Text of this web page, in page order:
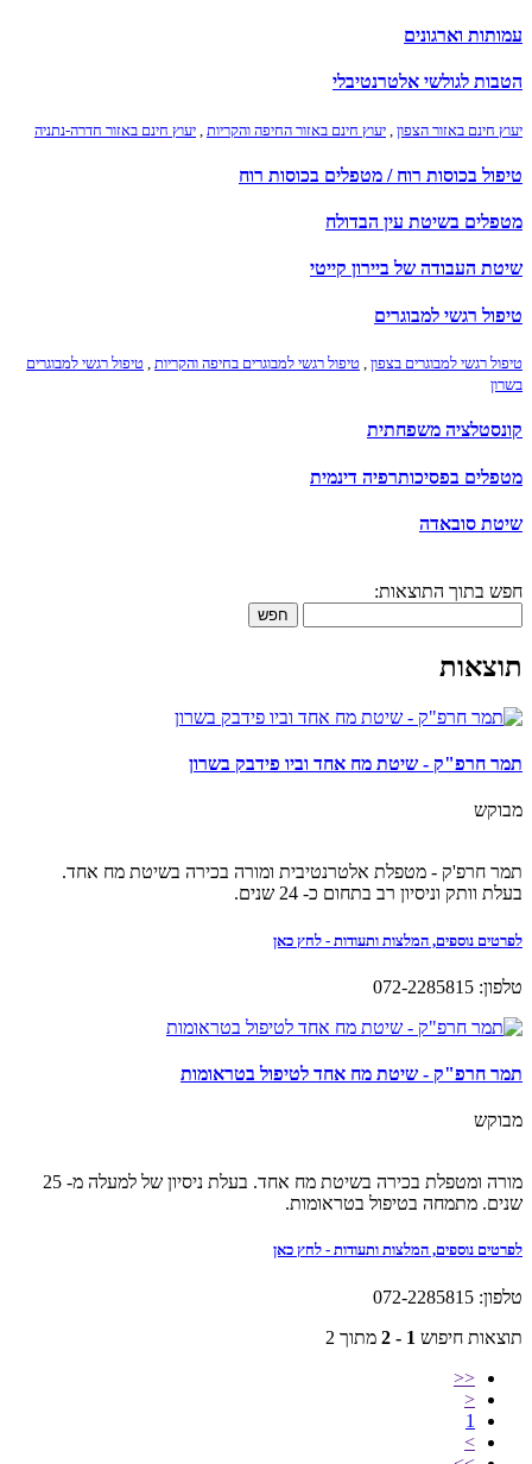
עמותות וארגונים
הטבות לגולשי אלטרנטיבלי
יעוץ חינם באזור הצפון יעוץ חינם באזור החיפה והקריות יעוץ חינם באזור חדרה-נתניה
טיפול בכוסות רוח / מטפלים בכוסות רוח
מטפלים בשיטת עין הבדולח
שיטת העבודה של ביירון קייטי
טיפול רגשי למבוגרים
טיפול רגשי למבוגרים בצפון , טיפול רגשי למבוגרים בחיפה והקריות , טיפול רגשי למבוגרים
בשרון
קונסטלציה משפחתית
מטפלים בפסיכותרפיה דינמית
שיטת סובאדה
חפש בתוך התוצאות:
חפש
תוצאות
תמר חרפ"ק - שיטת מח אחד וביו פידבק בשרון
מבוקש
תמר חרפ'ק - מטפלת אלטרנטיבית ומורה בכירה בשיטת מח אחד.
בעלת וותק וניסיון רב בתחום כ- 24 שנים.
לפרטים נוספים, המלצות ותעודות - לחץ כאן
טלפון: 072-2285815
תמר חרפ"ק - שיטת מח אחד לטיפול בטראומות
מבוקש
מורה ומטפלת בכירה בשיטת מח אחד. בעלת ניסיון של למעלה מ- 25
שנים. מתמחה בטיפול בטראומות.
לפרטים נוספים, המלצות ותעודות - לחץ כאן
טלפון: 072-2285815
תוצאות חיפוש 1 - 2
מתוך 2
<<
<
1
>